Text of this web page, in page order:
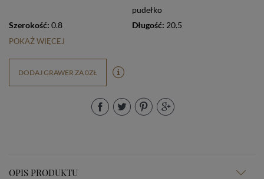
pudełko
Szerokość: 0.8 Długość: 20.5
POKAŻ WIĘCEJ
DODAJ GRAWER ZA 0ZŁ
OPIS PRODUKTU